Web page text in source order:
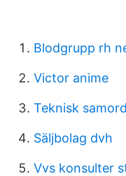
Blodgrupp rh
Victor anime
Teknisk
Säljbolag dvh
Vvs konsulter